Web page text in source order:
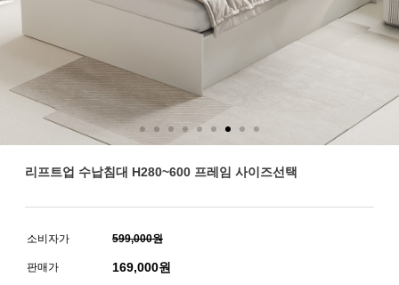
리프트업 수납침대 H280~600 프레임 사이즈선택
소비자가 599,000원
판매가 169,000원